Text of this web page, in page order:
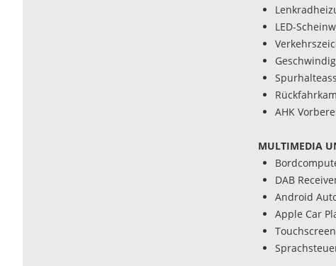
LED-
AHK
MULTIMEDIA
DAB
Android
Apple Car
Touchscreen